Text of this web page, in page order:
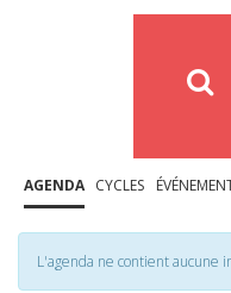
AGENDA CYCLES
L'agenda ne contient aucune